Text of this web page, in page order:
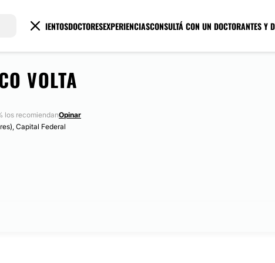
TRATAMIENTOSDOCTORESEXPERIENCIASCONSULTÁ CON UN DOCTORANTES Y
VOLTA
los recomiendanOpinar
Capital Federal